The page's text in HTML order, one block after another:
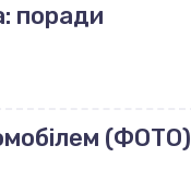
поради
(ФОТО)